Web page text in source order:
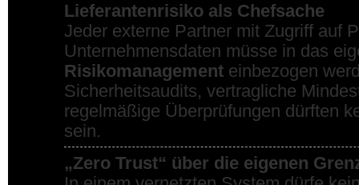
Lieferantenrisiko als Chefsache
Jeder externe Partner mit Zugriff auf
Unternehmensdaten müsse in das
Risikomanagement einbezogen
Sicherheitsaudits, vertragliche
regelmäßige Überprüfungen dürften
sein.
„Zero Trust“ über die eigenen